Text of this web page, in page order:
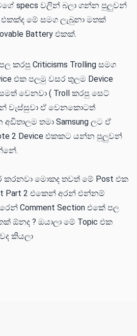
වගේ specs වලින් බලා ගන්න පුලුවන්
එකක්ද මේ සමග ලැබුනා මතක්
Battery එකක්.
Criticisms Trolling සමග
එක පලමු වසර තුලම Device
වෙනවා ( Troll කරපු සෙට්
වැස්සුවා ඒ වෙනකොටත්
අඩිතාලම තමා Samsung ලට ඒ
2 Device එකකට යන්න පුලුවන්
මොකද තවත් මේ Post එක
Part 2 එකෙන් අරන් එන්නම්
Comment Section එකේ පල
ඕනද ? ඔයාලා මේ Topic එක
කියලා